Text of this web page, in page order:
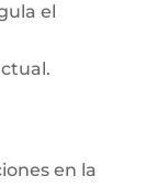
el
en la